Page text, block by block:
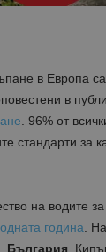
в Европа
в
. 96% от
стандарти за
на водите
година
България ,